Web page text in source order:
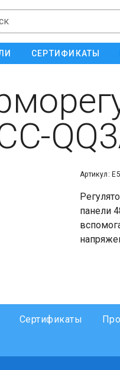
СЕРТИФИКАТЫ
Артикул:
панели
Сертификаты